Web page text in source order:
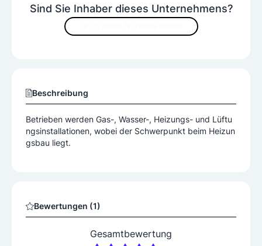
Sind Sie Inhaber dieses Unternehmens?
Beschreibung
Betrieben werden Gas-, Wasser-, Heizungs- und Lüftu
ngsinstallationen, wobei der Schwerpunkt beim Heizun
gsbau liegt.
Bewertungen (1)
Gesamtbewertung